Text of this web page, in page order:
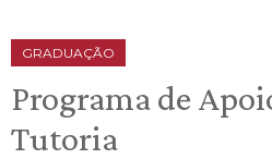
GRADUAÇÃO
Programa de
Tutoria